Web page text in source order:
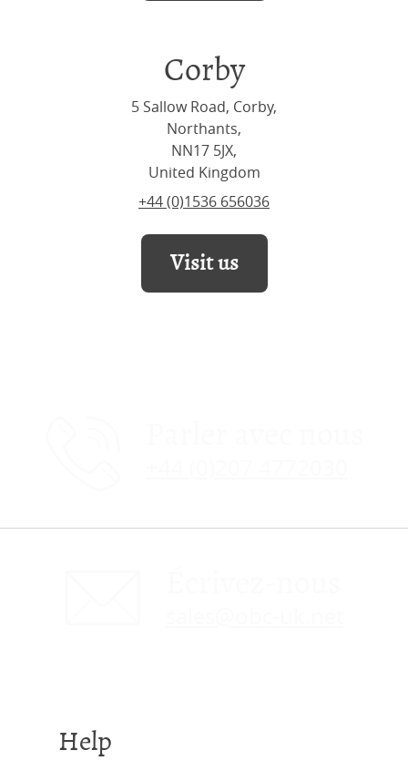
Corby
5 Sallow Road, Corby,
Northants,
NN17 5JX,
United Kingdom
+44 (0)1536 656036
Visit us
Help